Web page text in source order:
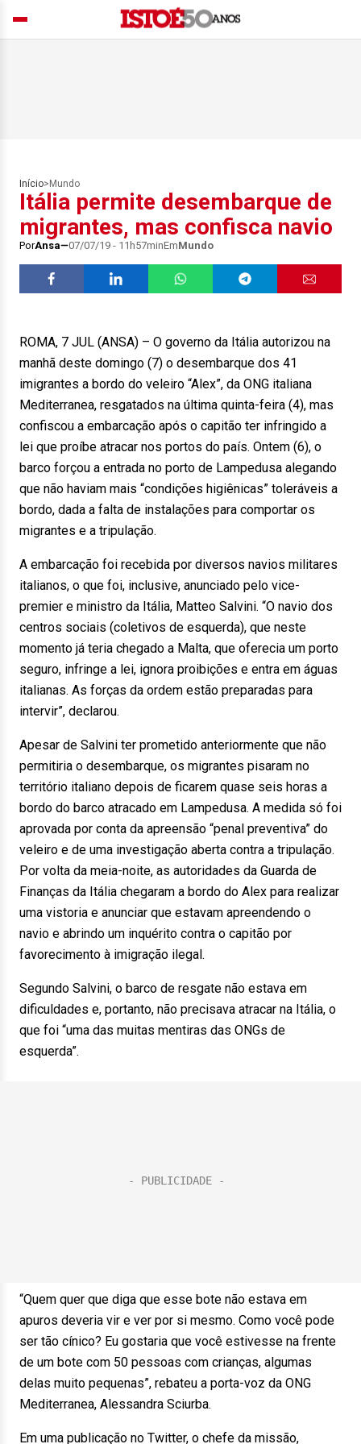
Início> Mundo
Itália permite desembarque de
migrantes, mas confisca navio
PorAnsa 07/07/19 - 11h57minEmMundo
ROMA, 7 JUL (ANSA) – O governo da Itália autorizou na
manhã deste domingo (7) o desembarque dos 41
imigrantes a bordo do veleiro “Alex”, da ONG italiana
Mediterranea, resgatados na última quinta-feira (4), mas
confiscou a embarcação após o capitão ter infringido a
lei que proíbe atracar nos portos do país. Ontem (6), o
barco forçou a entrada no porto de Lampedusa alegando
que não haviam mais “condições higiênicas” toleráveis a
bordo, dada a falta de instalações para comportar os
migrantes e a tripulação.
A embarcação foi recebida por diversos navios militares
italianos, o que foi, inclusive, anunciado pelo vice-
premier e ministro da Itália, Matteo Salvini. “O navio dos
centros sociais (coletivos de esquerda), que neste
momento já teria chegado a Malta, que oferecia um porto
seguro, infringe a lei, ignora proibições e entra em águas
italianas. As forças da ordem estão preparadas para
intervir”, declarou.
Apesar de Salvini ter prometido anteriormente que não
permitiria o desembarque, os migrantes pisaram no
território italiano depois de ficarem quase seis horas a
bordo do barco atracado em Lampedusa. A medida só foi
aprovada por conta da apreensão “penal preventiva” do
veleiro e de uma investigação aberta contra a tripulação.
Por volta da meia-noite, as autoridades da Guarda de
Finanças da Itália chegaram a bordo do Alex para realizar
uma vistoria e anunciar que estavam apreendendo o
navio e abrindo um inquérito contra o capitão por
favorecimento à imigração ilegal.
Segundo Salvini, o barco de resgate não estava em
dificuldades e, portanto, não precisava atracar na Itália, o
que foi “uma das muitas mentiras das ONGs de
esquerda”.
“Quem quer que diga que esse bote não estava em
apuros deveria vir e ver por si mesmo. Como você pode
ser tão cínico? Eu gostaria que você estivesse na frente
de um bote com 50 pessoas com crianças, algumas
delas muito pequenas”, rebateu a porta-voz da ONG
Mediterranea, Alessandra Sciurba.
Em uma publicação no Twitter, o chefe da missão,